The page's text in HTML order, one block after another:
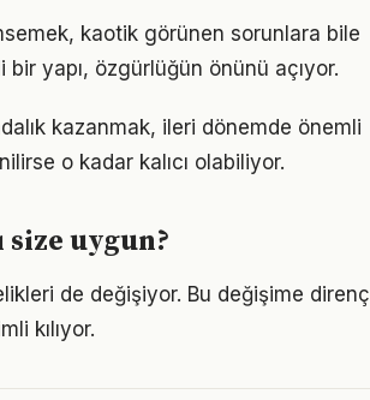
kaotik görünen sorunlara bile
yapı, özgürlüğün önünü açıyor.
kazanmak, ileri dönemde önemli
o kadar kalıcı olabiliyor.
uygun?
de değişiyor. Bu değişime direnç
kılıyor.